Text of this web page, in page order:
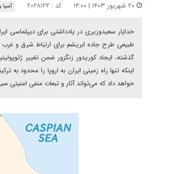
کد : ۲۰۲۸۱۲۲ آسیا
خدایار سعیدوزیری در یادداشتی برای دیپلماسی
طبیعی طرح جاده ابریشم برای ارتباط شرق و
گذشته، ایجاد کوریدور زنگزور ضمن تغییر
اینکه تنها راه زمینی ایران به اروپا را محدود به
خواهد داد که می‌تواند آثار و تبعات منفی امنیتی